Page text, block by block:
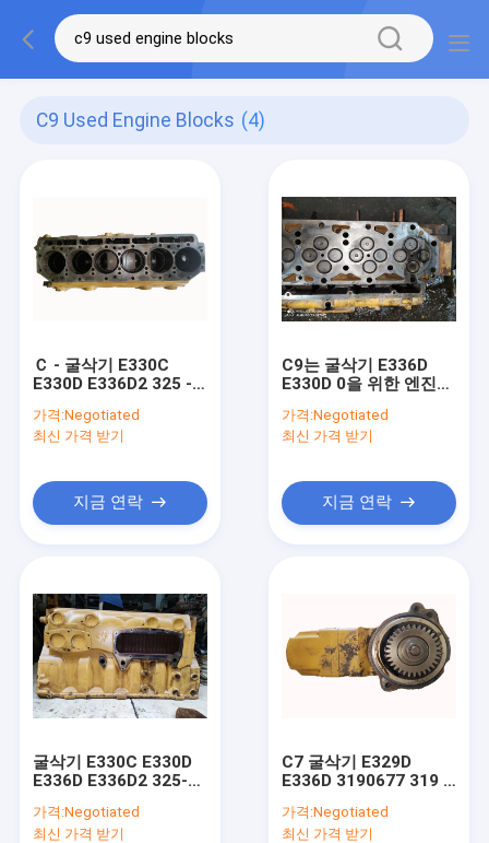
C9 Used Engine Blocks (4)
Ｃ - 굴삭기 E330C
E330D E336D2 325 -
된 엔진 블럭
가격:Negotiated
최신 가격 받기
지금 연락
C9는 굴삭기 E336D
E330D 0을 위한 엔진
가격:Negotiated
최신 가격 받기
지금 연락
굴삭기 E330C E330D
E336D E336D2 325-
엔진 실린더 블럭
가격:Negotiated
최신 가격 받기
C7 굴삭기 E329D
E336D 3190677 319 -
연료 분사 펌프
가격:Negotiated
최신 가격 받기